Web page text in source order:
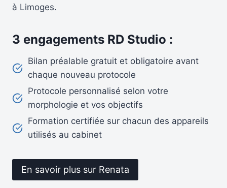
à Limoges.
3 engagements RD Studio :
Bilan préalable gratuit et obligatoire avant
chaque nouveau protocole
Protocole personnalisé selon votre
morphologie et vos objectifs
Formation certifiée sur chacun des appareils
utilisés au cabinet
En savoir plus sur Renata